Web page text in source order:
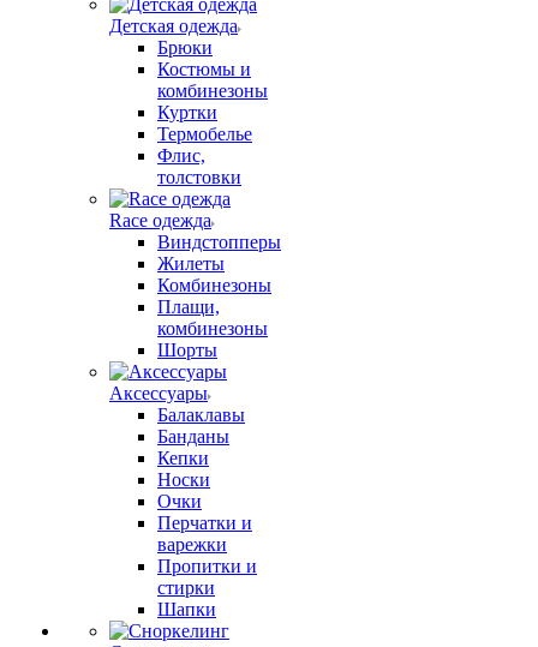
Детская одежда
Брюки
Костюмы и
комбинезоны
Куртки
Термобелье
Флис,
толстовки
Race одежда
Виндстопперы
Жилеты
Комбинезоны
Плащи,
комбинезоны
Шорты
Аксессуары
Балаклавы
Банданы
Кепки
Носки
Очки
Перчатки и
варежки
Пропитки и
стирки
Шапки